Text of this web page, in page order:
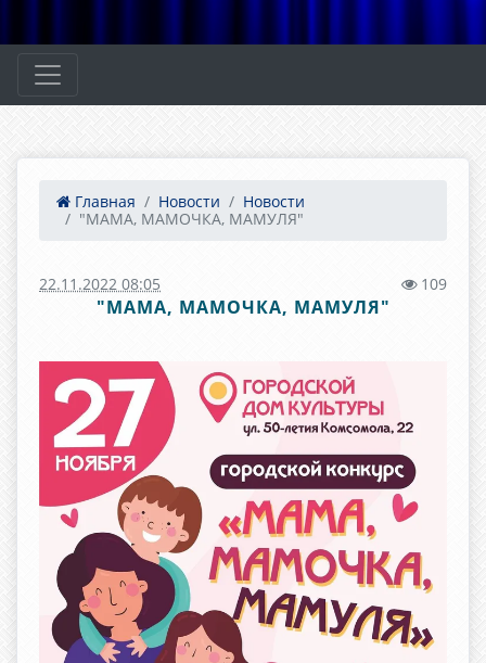
Главная Новости
Новости
"МАМА, МАМОЧКА, МАМУЛЯ"
22.11.2022 08:05 109
"МАМА, МАМОЧКА, МАМУЛЯ"